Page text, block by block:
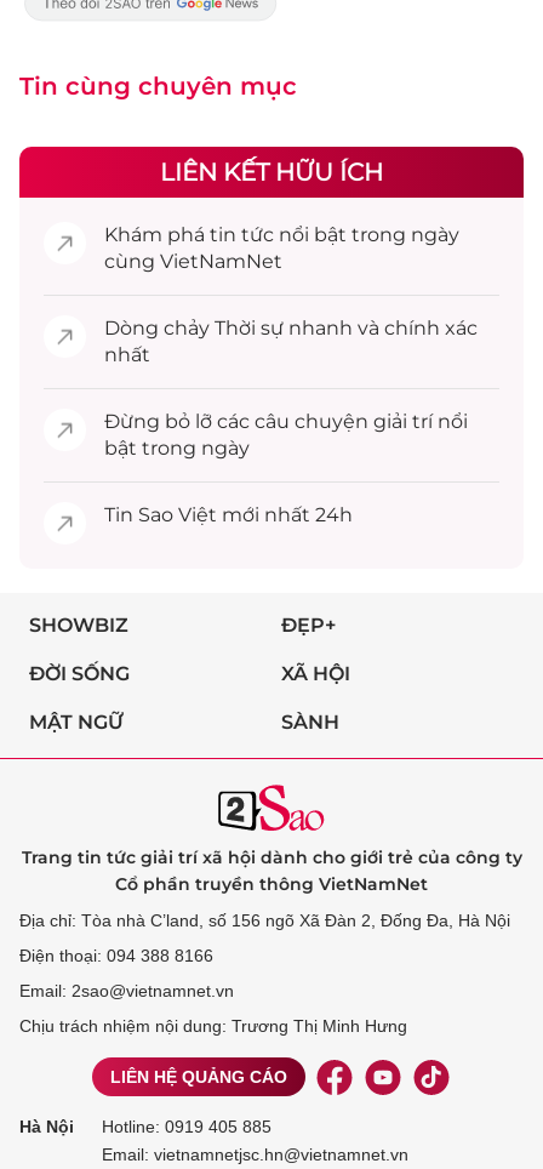
Tin cùng chuyên mục
LIÊN KẾT HỮU ÍCH
Khám phá tin tức nổi bật trong ngày
cùng VietNamNet
Dòng chảy Thời sự nhanh và chính xác
nhất
Đừng bỏ lỡ các câu chuyện giải trínổi
bật trong ngày
Tin Sao Việt mới nhất 24h
SHOWBIZ ĐẸP+
ĐỜI SỐNG XÃ HỘI
MẬT NGỮ SÀNH
Trang tin tức giải trí xã hội dành cho giới trẻ của công ty
Cổ phần truyền thông VietNamNet
Địa chỉ: Tòa nhà C’land, số 156 ngõ Xã Đàn 2, Đống Đa, Hà Nội
Điện thoại: 094 388 8166
Email: 2sao@vietnamnet.vn
Chịu trách nhiệm nội dung: Trương Thị Minh Hưng
LIÊN HỆ QUẢNG CÁO
Hà Nội Hotline: 0919 405 885
Email: vietnamnetjsc.hn@vietnamnet.vn